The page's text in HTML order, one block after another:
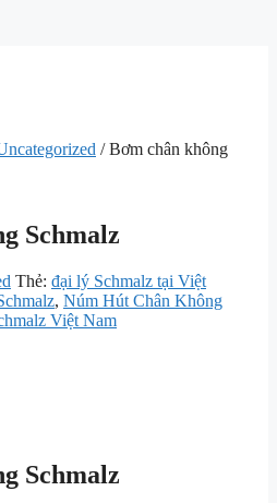
/ Bơm chân không
Schmalz
Thẻ: đại lý Schmalz tại Việt
, Núm Hút Chân Không
Việt Nam
Schmalz